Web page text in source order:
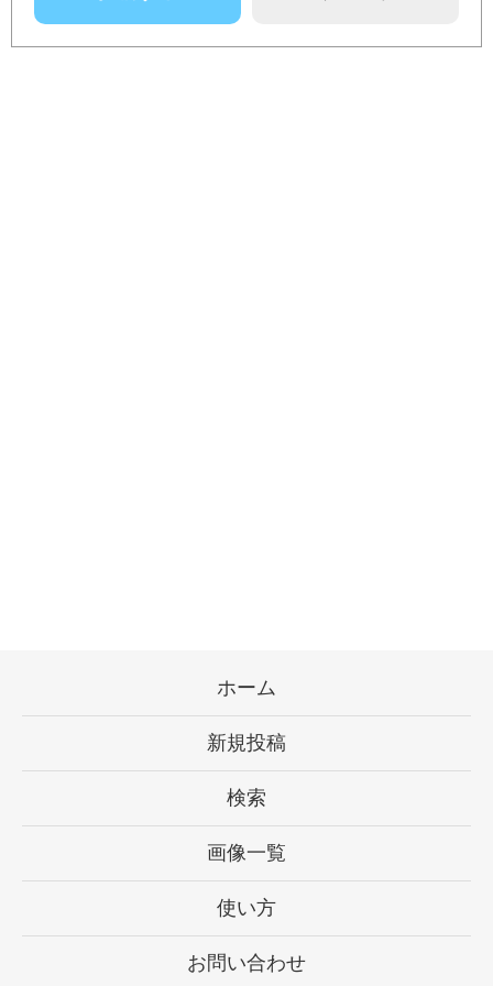
ホーム
新規投稿
検索
画像一覧
使い方
お問い合わせ